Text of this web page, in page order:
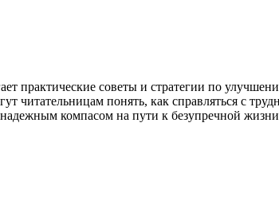
практические советы и стратегии по
понять, как справляться с
компасом на пути к безупречной